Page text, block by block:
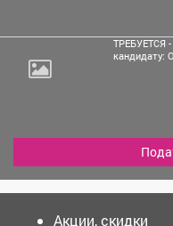
ТРЕБУЕТСЯ
кандидату:
Акции, скидки